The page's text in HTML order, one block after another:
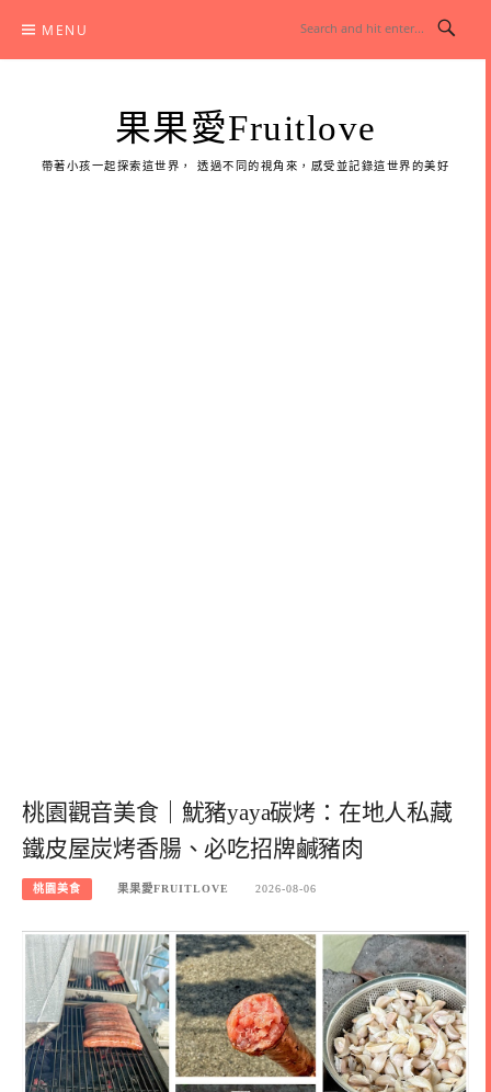
content
MENU
果果愛Fruitlove
帶著小孩一起探索這世界， 透過不同的視角來，感受並記錄這世界的美好
桃園觀音美食｜魷豬yaya碳烤：在地人私藏
鐵皮屋炭烤香腸、必吃招牌鹹豬肉
桃園美食 果果愛FRUITLOVE 2026-08-06